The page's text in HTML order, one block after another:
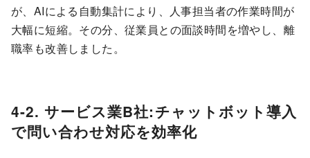
が、AIによる自動集計により、人事担当者の作業時間が
大幅に短縮。その分、従業員との面談時間を増やし、離
職率も改善しました。
4-2. サービス業B社:チャットボット導入
で問い合わせ対応を効率化